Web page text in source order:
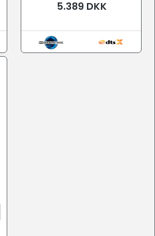
5.389 DKK